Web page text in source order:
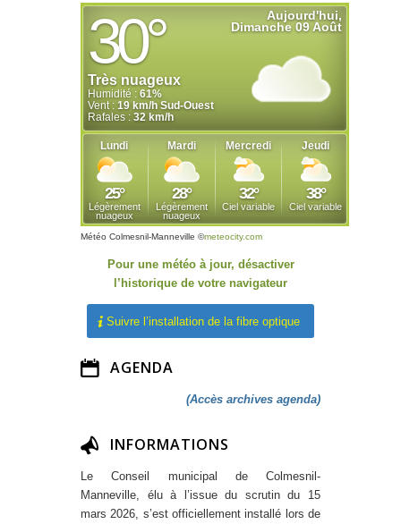
Météo Colmesnil-Manneville ©meteocity.com
Pour une météo à jour, désactiver
l’historique de votre navigateur
Suivre l’installation de la fibre optique
AGENDA
(Accès archives agenda)
INFORMATIONS
Le Conseil municipal de Colmesnil-
Manneville, élu à l’issue du scrutin du 15
mars 2026, s’est officiellement installé lors de